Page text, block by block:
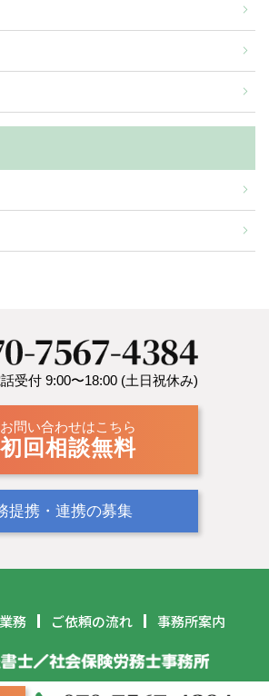
受付 9:00〜18:00 (土日祝休み)
お問い合わせはこちら
初回相談無料
提携・連携の募集
務 ご依頼の流れ 事務所案内